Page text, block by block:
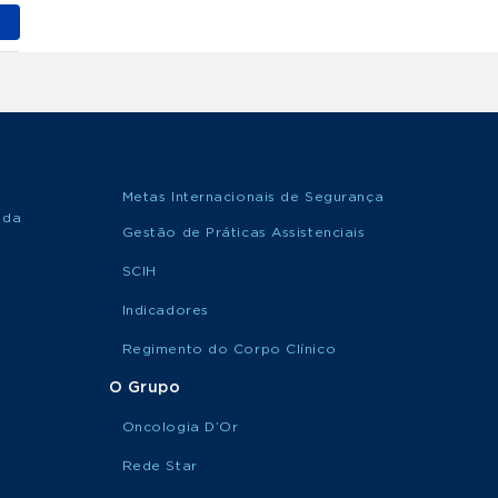
Metas Internacionais de Segurança
Gestão de Práticas Assistenciais
SCIH
Indicadores
Regimento do Corpo Clínico
O Grupo
Oncologia D’Or
Rede Star